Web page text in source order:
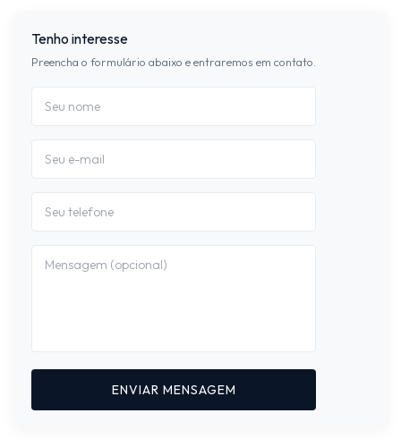
Tenho interesse
Preencha o formulário abaixo e entraremos em contato.
ENVIAR MENSAGEM